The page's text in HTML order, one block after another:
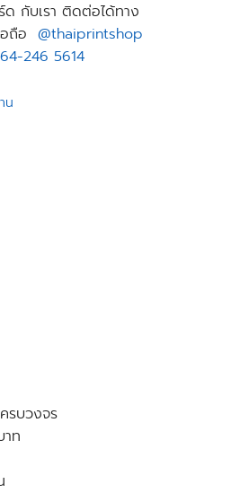
ด กับเรา ติดต่อได้ทาง
ถือ @thaiprintshop
246 5614
น
รบวงจร
ท